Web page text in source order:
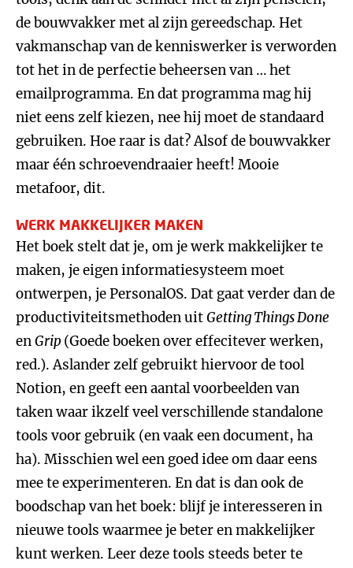
de bouwvakker met al zijn gereedschap. Het
vakmanschap van de kenniswerker is verworden
tot het in de perfectie beheersen van … het
emailprogramma. En dat programma mag hij
niet eens zelf kiezen, nee hij moet de standaard
gebruiken. Hoe raar is dat? Alsof de bouwvakker
maar één schroevendraaier heeft! Mooie
metafoor, dit.
WERK MAKKELIJKER MAKEN
Het boek stelt dat je, om je werk makkelijker te
maken, je eigen informatiesysteem moet
ontwerpen, je PersonalOS. Dat gaat verder dan de
productiviteitsmethoden uitGetting Things Done
enGrip (Goede boeken over effecitever werken,
red.). Aslander zelf gebruikt hiervoor de tool
Notion, en geeft een aantal voorbeelden van
taken waar ikzelf veel verschillende standalone
tools voor gebruik (en vaak een document, ha
ha). Misschien wel een goed idee om daar eens
mee te experimenteren. En dat is dan ook de
boodschap van het boek: blijf je interesseren in
nieuwe tools waarmee je beter en makkelijker
kunt werken. Leer deze tools steeds beter te